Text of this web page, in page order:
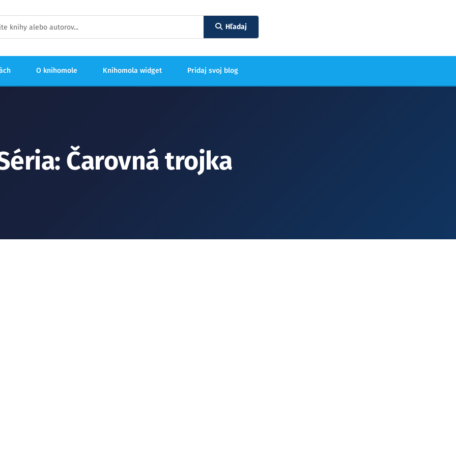
Hľadaj
O knihomole Knihomola widget Pridaj svoj blog
Čarovná trojka